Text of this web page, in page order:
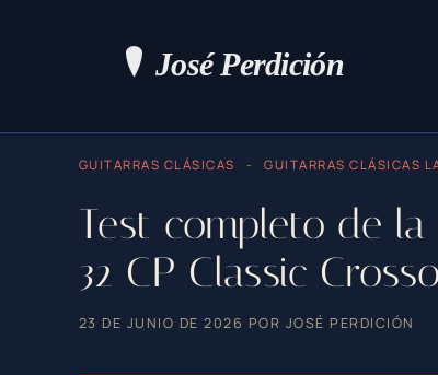
GUITARRAS CLÁSICAS - GUITARRAS CLÁSICAS
Test completo de
32 CP Classic
23 DE JUNIO DE 2026 POR JOSÉ PERDICIÓN